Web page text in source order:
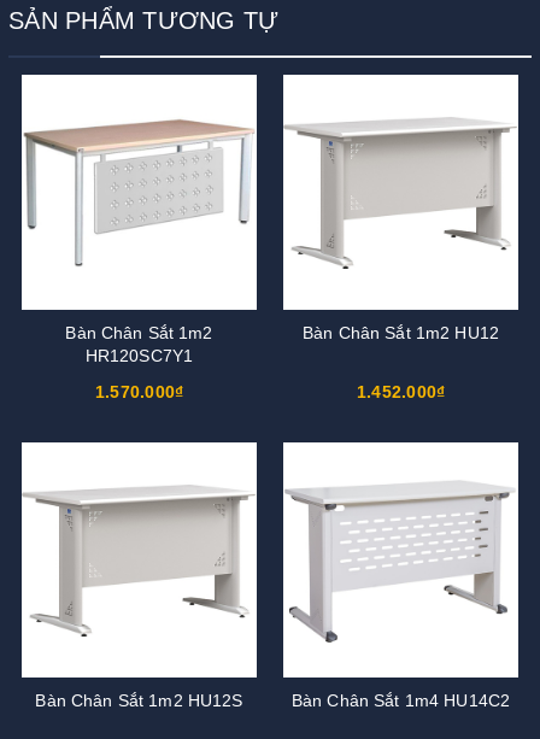
SẢN PHẨM TƯƠNG TỰ
Bàn Chân Sắt 1m2
HR120SC7Y1
1.570.000₫
Bàn Chân Sắt 1m2 HU12
1.452.000₫
Bàn Chân Sắt 1m2 HU12S Bàn Chân Sắt 1m4 HU14C2